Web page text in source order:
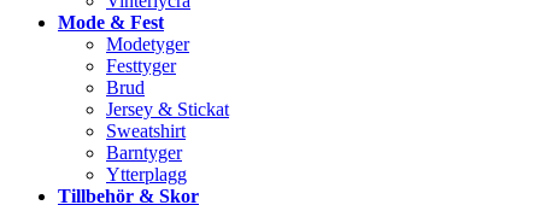
Mode & Fest
Modetyger
Festtyger
Brud
Jersey & Stickat
Sweatshirt
Barntyger
Ytterplagg
Tillbehör & Skor